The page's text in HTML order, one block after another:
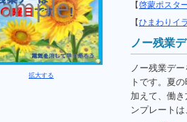
拡大する
【啓蒙ポスタ
【ひまわりイ
ノー残業
ノー残業デ
トです。夏
加えて、働
ンプレート